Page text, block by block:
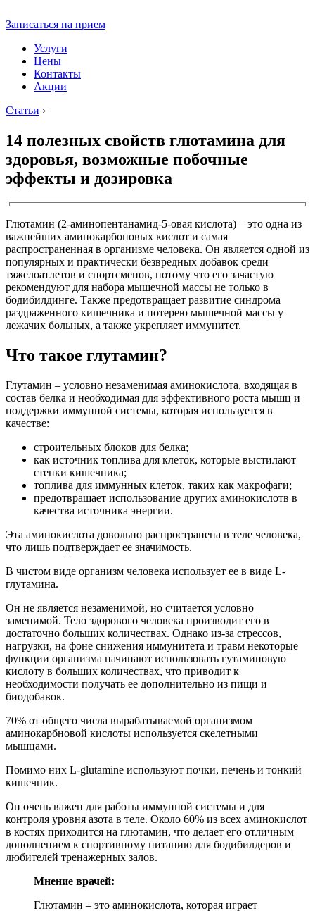
Записаться на прием
Услуги
Цены
Контакты
Акции
Статьи ›
14 полезных свойств глютамина для
здоровья, возможные побочные
эффекты и дозировка
Глютамин (2-аминопентанамид-5-овая кислота) – это одна из
важнейших аминокарбоновых кислот и самая
распространенная в организме человека. Он является одной из
популярных и практически безвредных добавок среди
тяжелоатлетов и спортсменов, потому что его зачастую
рекомендуют для набора мышечной массы не только в
бодибилдинге. Также предотвращает развитие синдрома
раздраженного кишечника и потерею мышечной массы у
лежачих больных, а также укрепляет иммунитет.
Что такое глутамин?
Глутамин – условно незаменимая аминокислота, входящая в
состав белка и необходимая для эффективного роста мышц и
поддержки иммунной системы, которая используется в
качестве:
строительных блоков для белка;
как источник топлива для клеток, которые выстилают
стенки кишечника;
топлива для иммунных клеток, таких как макрофаги;
предотвращает использование других аминокислотв в
качества источника энергии.
Эта аминокислота довольно распространена в теле человека,
что лишь подтверждает ее значимость.
В чистом виде организм человека использует ее в виде L-
глутамина.
Он не является незаменимой, но считается условно
заменимой. Тело здорового человека производит его в
достаточно больших количествах. Однако из-за стрессов,
нагрузки, на фоне снижения иммунитета и травм некоторые
функции организма начинают использовать гутаминовую
кислоту в больших количествах, что приводит к
необходимости получать ее дополнительно из пищи и
биодобавок.
70% от общего числа вырабатываемой организмом
аминокарбновой кислоты используется скелетными
мышцами.
Помимо них L-glutamine используют почки, печень и тонкий
кишечник.
Он очень важен для работы иммунной системы и для
контроля уровня азота в теле. Около 60% из всех аминокислот
в костях приходится на глютамин, что делает его отличным
дополнением к спортивному питанию для бодибилдеров и
любителей тренажерных залов.
Мнение врачей:
Глютамин – это аминокислота, которая играет